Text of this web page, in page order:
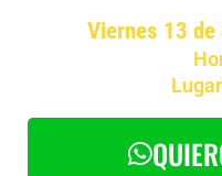
Viernes 13